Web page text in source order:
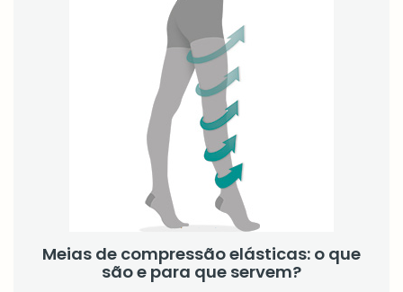
Meias de compressão elásticas: o que
são e para que servem?